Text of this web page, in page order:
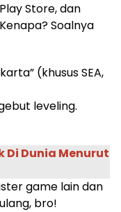
Store, dan
Soalnya
(khusus SEA,
leveling.
Di Dunia Menurut
game lain dan
bro!